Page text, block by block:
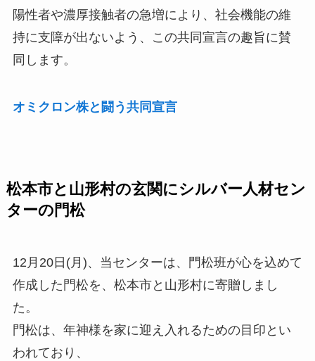
陽性者や濃厚接触者の急増により、社会機能の維
持に支障が出ないよう、この共同宣言の趣旨に賛
同します。
オミクロン株と闘う共同宣言
松本市と山形村の玄関にシルバー人材セン
ターの門松
12月20日(月)、当センターは、門松班が心を込めて
作成した門松を、松本市と山形村に寄贈しまし
た。
門松は、年神様を家に迎え入れるための目印とい
われており、